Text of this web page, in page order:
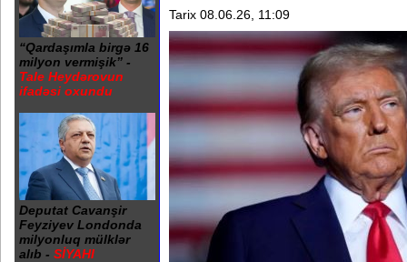
“Qardaşımla birgə 16
milyon vermişik” -
Tale Heydərovun
ifadəsi oxundu
Deputat Cavanşir
Feyziyev Londonda
milyonluq mülklər
alıb - SİYAHI
Tarix 08.06.26, 11:09